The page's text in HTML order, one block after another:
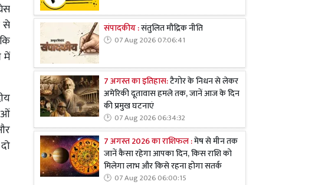
से
में
संपादकीय :संतुलित मौद्रिक नीति
07 Aug 2026 07:06:41
7 अगस्त का इतिहास:टैगोर के निधन से लेकर
अमेरिकी दूतावास हमले तक, जानें आज के दिन
की प्रमुख घटनाएं
07 Aug 2026 06:34:32
7 अगस्त 2026 का राशिफल :मेष से मीन तक
जानें कैसा रहेगा आपका दिन, किस राशि को
मिलेगा लाभ और किसे रहना होगा सतर्क
07 Aug 2026 06:00:15